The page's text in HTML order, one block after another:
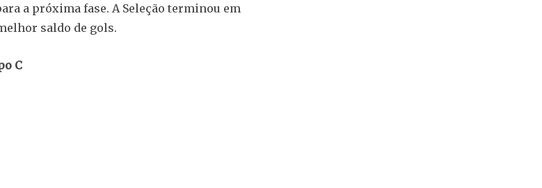
a próxima fase. A Seleção terminou em
saldo de gols.
C